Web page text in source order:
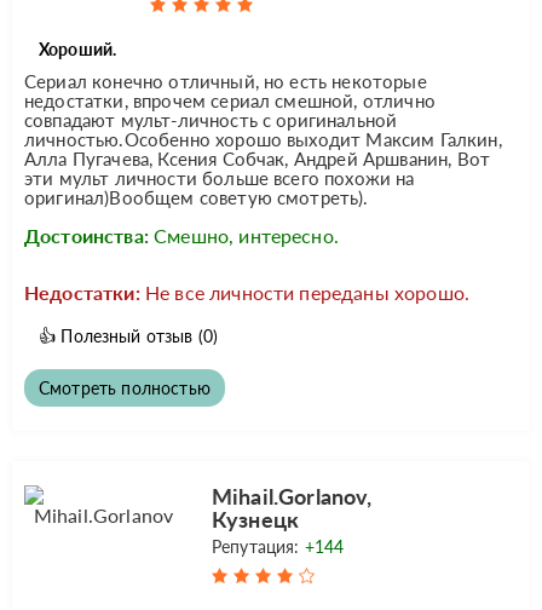
Хороший.
Сериал конечно отличный, но есть некоторые
недостатки, впрочем сериал смешной, отлично
совпадают мульт-личность с оригинальной
личностью.Особенно хорошо выходит Максим Галкин,
Алла Пугачева, Ксения Собчак, Андрей Аршванин, Вот
эти мульт личности больше всего похожи на
оригинал)Вообщем советую смотреть).
Достоинства: Смешно, интересно.
Недостатки: Не все личности переданы хорошо.
👍 Полезный отзыв (0)
Смотреть полностью
Mihail.Gorlanov,
Кузнецк
Репутация: +144